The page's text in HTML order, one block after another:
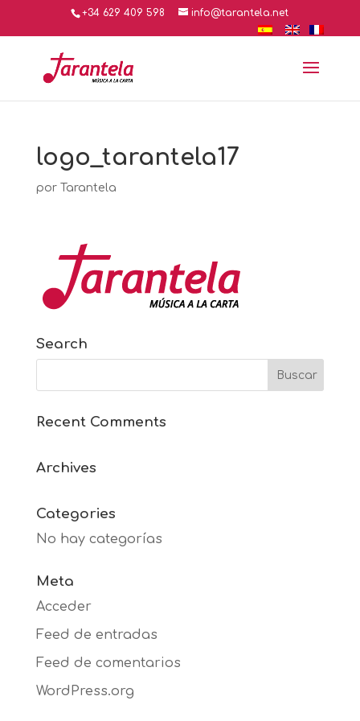
+34 629 409 598 info@tarantela.net
logo_tarantela17
por Tarantela
Search
Recent Comments
Archives
Categories
No hay categorías
Meta
Acceder
Feed de entradas
Feed de comentarios
WordPress.org